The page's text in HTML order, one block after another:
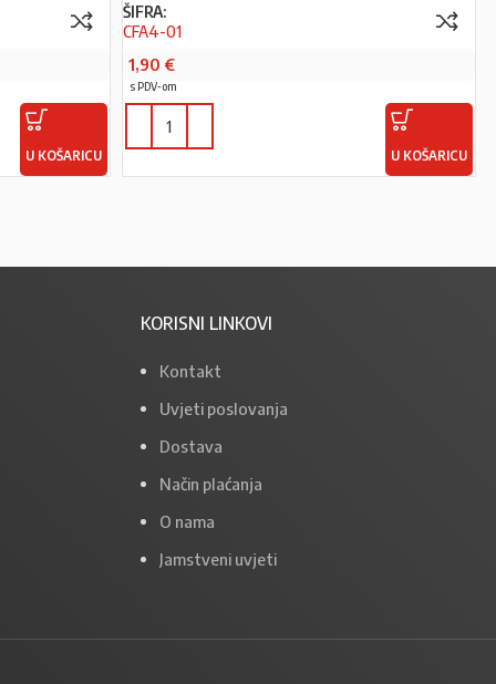
U KOŠARICU
ŠIFRA:
CFA4-01
1,90 €
s PDV-om
U KOŠARICU
KORISNI LINKOVI
Kontakt
Uvjeti poslovanja
Dostava
Način plaćanja
O nama
Jamstveni uvjeti